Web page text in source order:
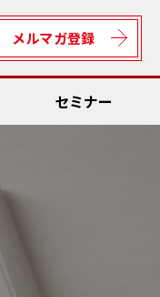
メルマガ登録
セミナー